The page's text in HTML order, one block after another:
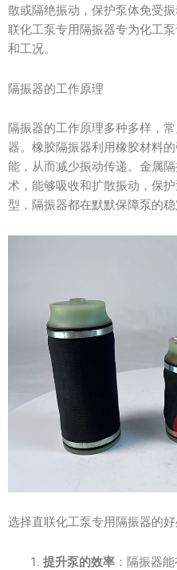
散或隔绝振动，保护泵体免受
联化工泵专用隔振器专为化工
和工况。
隔振器的工作原理
隔振器的工作原理多种多样，
器。橡胶隔振器利用橡胶材料
能，从而减少振动传递。金属
术，能够吸收和扩散振动，保
型，隔振器都在默默保障泵的稳
选择直联化工泵专用隔振器的
提升泵的效率：隔振器